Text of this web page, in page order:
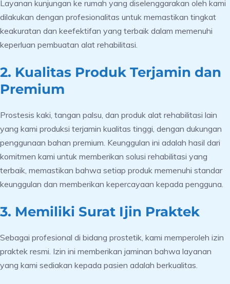
Layanan kunjungan ke rumah yang diselenggarakan oleh kami
dilakukan dengan profesionalitas untuk memastikan tingkat
keakuratan dan keefektifan yang terbaik dalam memenuhi
keperluan pembuatan alat rehabilitasi.
2. Kualitas Produk Terjamin dan
Premium
Prostesis kaki, tangan palsu, dan produk alat rehabilitasi lain
yang kami produksi terjamin kualitas tinggi, dengan dukungan
penggunaan bahan premium. Keunggulan ini adalah hasil dari
komitmen kami untuk memberikan solusi rehabilitasi yang
terbaik, memastikan bahwa setiap produk memenuhi standar
keunggulan dan memberikan kepercayaan kepada pengguna.
3. Memiliki Surat Ijin Praktek
Sebagai profesional di bidang prostetik, kami memperoleh izin
praktek resmi. Izin ini memberikan jaminan bahwa layanan
yang kami sediakan kepada pasien adalah berkualitas.